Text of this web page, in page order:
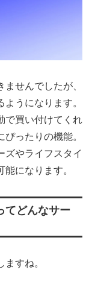
せんでしたが、
うになります。
で買い付けてくれ
ったりの機能。
ズやライフスタイ
になります。
てどんなサー
すね。